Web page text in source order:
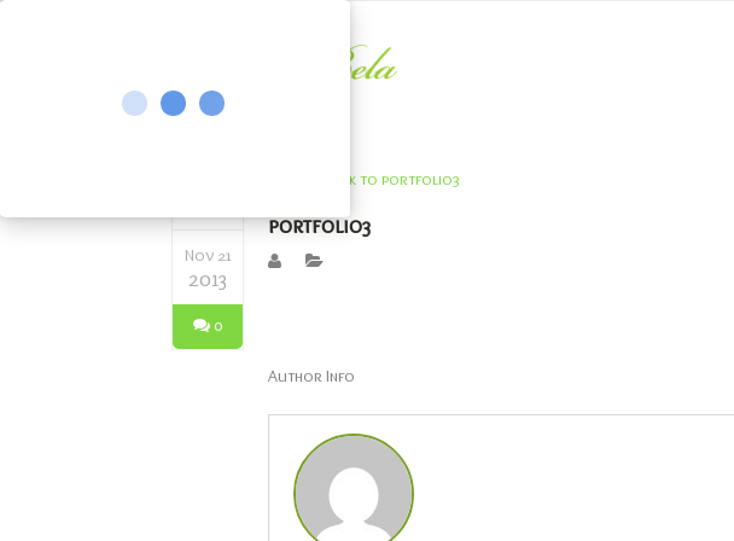
Nov 21
2013
0
portfolio3
Author Info